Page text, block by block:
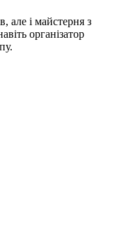
але і майстерня з
організатор